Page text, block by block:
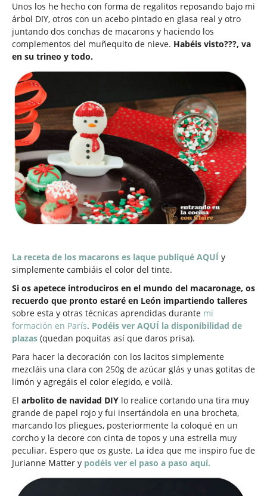
Unos los he hecho con forma de regalitos reposando bajo mi
árbol DIY, otros con un acebo pintado en glasa real y otro
juntando dos conchas de macarons y haciendo los
complementos del muñequito de nieve. Habéis visto???, va
en su trineo y todo.
La receta de los macarons es laque publiqué AQUÍ y
simplemente cambiáis el color del tinte.
Si os apetece introduciros en el mundo del macaronage, os
recuerdo que pronto estaré en León impartiendo talleres
sobre esta y otras técnicas aprendidas durante mi
formación en París. Podéis ver AQUÍ la disponibilidad de
plazas (quedan poquitas así que daros prisa).
Para hacer la decoración con los lacitos simplemente
mezcláis una clara con 250g de azúcar glás y unas gotitas de
limón y agregáis el color elegido, e voilà.
El arbolito de navidad DIY lo realice cortando una tira muy
grande de papel rojo y fui insertándola en una brocheta,
marcando los pliegues, posteriormente la coloqué en un
corcho y la decore con cinta de topos y una estrella muy
peculiar. Espero que os guste. La idea que me inspiro fue de
Jurianne Matter y podéis ver el paso a paso aquí.